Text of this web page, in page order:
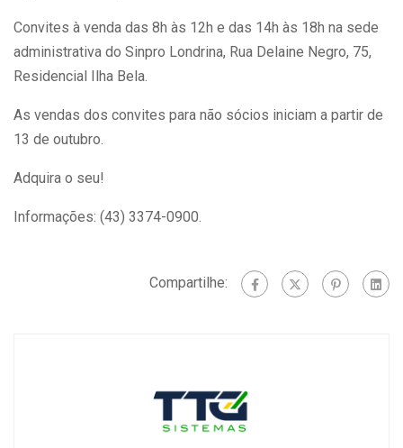
Convites à venda das 8h às 12h e das 14h às 18h na sede
administrativa do Sinpro Londrina, Rua Delaine Negro, 75,
Residencial Ilha Bela.
As vendas dos convites para não sócios iniciam a partir de
13 de outubro.
Adquira o seu!
Informações: (43) 3374-0900.
Compartilhe: